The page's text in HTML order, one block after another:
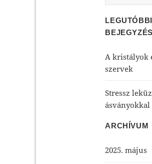
LEGUTÓBBI
A kristályok
szervek
Stressz
ásványokkal
ARCHÍVUM
2025. május